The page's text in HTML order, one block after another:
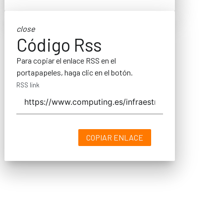
close
Código Rss
Para copiar el enlace RSS en el
portapapeles, haga clic en el botón.
RSS link
COPIAR ENLACE